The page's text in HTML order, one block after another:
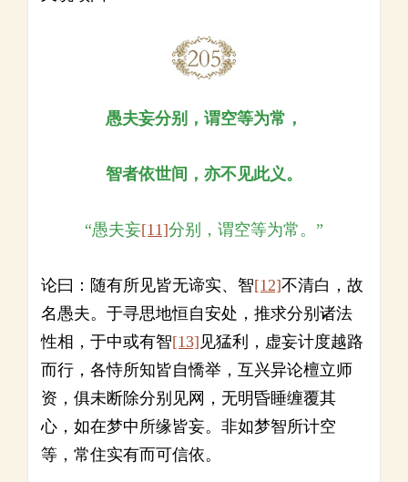
愚夫妄分别，谓空等为常，
智者依世间，亦不见此义。
“愚夫妄[11]分别，谓空等为常。”
论曰：随有所见皆无谛实、智[12]不清白，故
名愚夫。于寻思地恒自安处，推求分别诸法
性相，于中或有智[13] 见猛利，虚妄计度越路
而行，各恃所知皆自憍举，互兴异论檀立师
资，俱未断除分别见网，无明昏睡缠覆其
心，如在梦中所缘皆妄。非如梦智所计空
等，常住实有而可信依。